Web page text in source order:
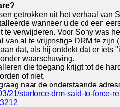
getrokken uit het verhaal
wanneer u de cd een
te verwijderen. Voor Sony was
van al te vrijpostige DRM te
dat, als hij ontdekt dat er
waarschuwing.
die toegang krijgt tot de
of niet.
naar de onderstaande
21/starforce-drm-said-to-force-